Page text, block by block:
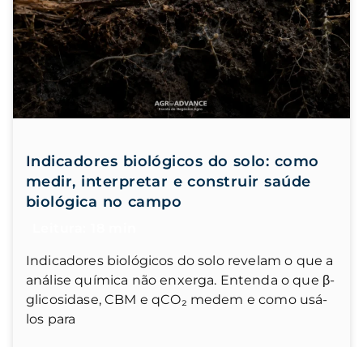
Indicadores biológicos do solo: como
medir, interpretar e construir saúde
biológica no campo
Indicadores biológicos do solo revelam o que a
análise química não enxerga. Entenda o que β-
glicosidase, CBM e qCO₂ medem e como usá-
los para